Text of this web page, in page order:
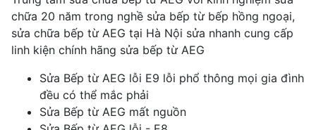
chữa 20 năm trong nghề sửa bếp từ bếp hồng ngoại,
sửa chữa bếp từ AEG tại Hà Nội sửa nhanh cung cấp
linh kiện chính hãng sửa bếp từ AEG
Sửa Bếp từ AEG lỗi E9 lỗi phổ thông mọi gia đình
đều có thể mắc phải
Sửa Bếp từ AEG mất nguồn